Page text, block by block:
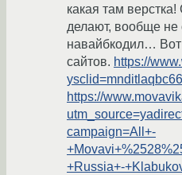
какая там
делают, вообще не
навайбкодил…
сайтов. https://
https://
campaign=All+-
+Russia+-